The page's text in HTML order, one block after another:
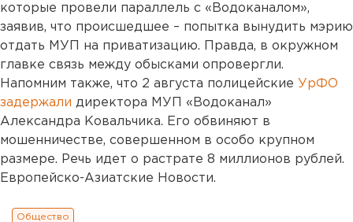
которые провели параллель с «Водоканалом»,
заявив, что происшедшее – попытка вынудить мэрию
отдать МУП на приватизацию. Правда, в окружном
главке связь между обысками опровергли.
Напомним также, что 2 августа полицейские УрФО
задержали директора МУП «Водоканал»
Александра Ковальчика. Его обвиняют в
мошенничестве, совершенном в особо крупном
размере. Речь идет о растрате 8 миллионов рублей.
Европейско-Азиатские Новости.
Общество